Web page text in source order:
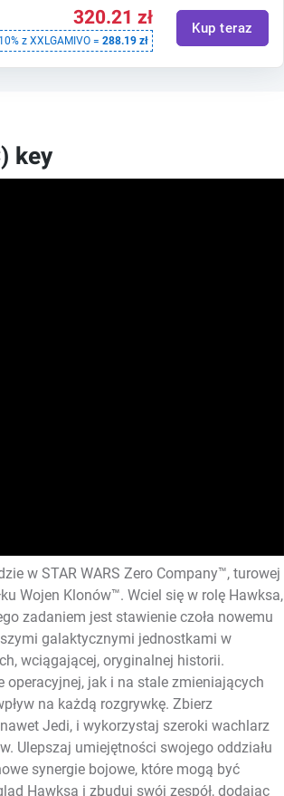
320.21 zł
z XXLGAMIVO =288.19 zł
Kup teraz
key
w STAR WARS Zero Company™, turowej
Wojen Klonów™. Wciel się w rolę Hawksa,
zadaniem jest stawienie czoła nowemu
galaktycznymi jednostkami w
wciągającej, oryginalnej historii.
jak i na stale zmieniających
na każdą rozgrywkę. Zbierz
Jedi, i wykorzystaj szeroki wachlarz
Ulepszaj umiejętności swojego oddziału
synergie bojowe, które mogą być
Hawksa i zbuduj swój zespół, dodając